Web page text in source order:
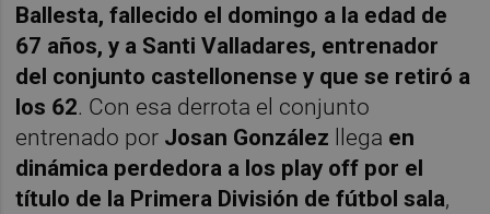
Ballesta, fallecido el domingo a la edad de
67 años, y a Santi Valladares, entrenador
del conjunto castellonense y que se retiró a
los 62. Con esa derrota el conjunto
entrenado por Josan González llega en
dinámica perdedora a los play off por el
título de la Primera División de fútbol sala,